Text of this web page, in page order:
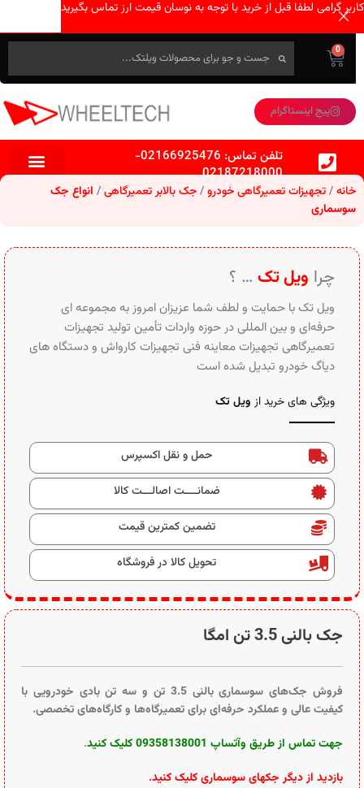
0
پیج اینستاگرام
تلفن تماس: 02166925476
-
02187218000
خانه تجهیزات تعمیرگاهی خودرو جک بالابر تعمیرگاهی
انواع جک
سوسماری
جک بالنی 3.5 تن امگا
فروش جک‌های سوسماری بالنی 3.5 تن و سه تن بادی خودرویی با
کیفیت عالی و عملکرد حرفه‌ای برای تعمیرگاه‌ها و کارگاه‌های تخصصی.
جهت تماس از طریق وآتساپ 09358138001 کلیک کنید
.
بازدید از دیگر جکهای سوسماری کلیک کنید.
چرا ویل تک … ؟
ویل تک با حمایت و لطف شما عزیزان امروز به مجموعه ای
حرفه‌ای و بین‌ المللی در حوزه واردات تأمین تولید تجهیزات
تعمیرگاهی تجهیزات معاینه فنی تجهیزات کارواش و دستگاه های
دیاگ خودرو تبدیل شده است
ویژگی های خرید از ویل تک
حمل و نقل اکسپرس
ضمانــــت اصالـــت کالا
تضمین کمترین قیمت
تحویل کالا در فروشگاه
کاربر گرامی لطفا قبل از خرید با توجه به نوسان قیمت ارز تماس بگیرید